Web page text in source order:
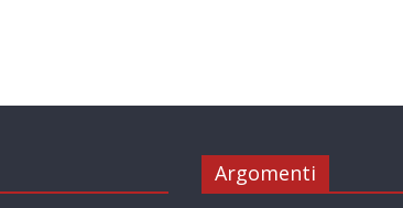
Argomenti